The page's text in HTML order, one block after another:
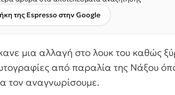
της Espresso στην Google
μια αλλαγή στο λουκ του καθώς
από παραλία της Νάξου
τον αναγνωρίσουμε.